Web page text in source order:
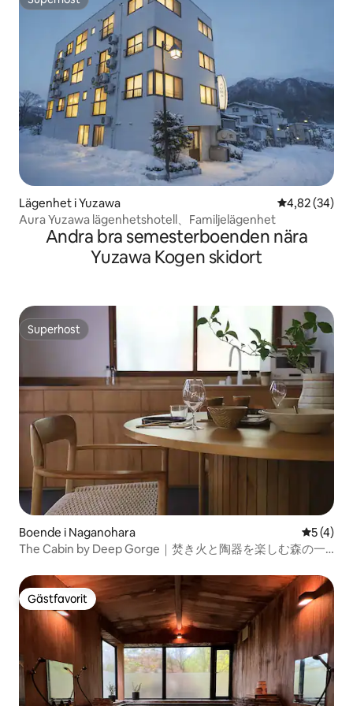
Superhost
Lägenhet i Yuzawa 4,82 av 5 i
4,82 (34)
Aura Yuzawa lägenhetshotell、Familjelägenhet
Andra bra semesterboenden nära
Yuzawa Kogen skidort
Superhost
Superhost
Boende i Naganohara 5 av 5 i
5 (4)
The Cabin by Deep Gorge｜焚き火と陶器を楽しむ森の一
Gästfavorit
Gästfavorit